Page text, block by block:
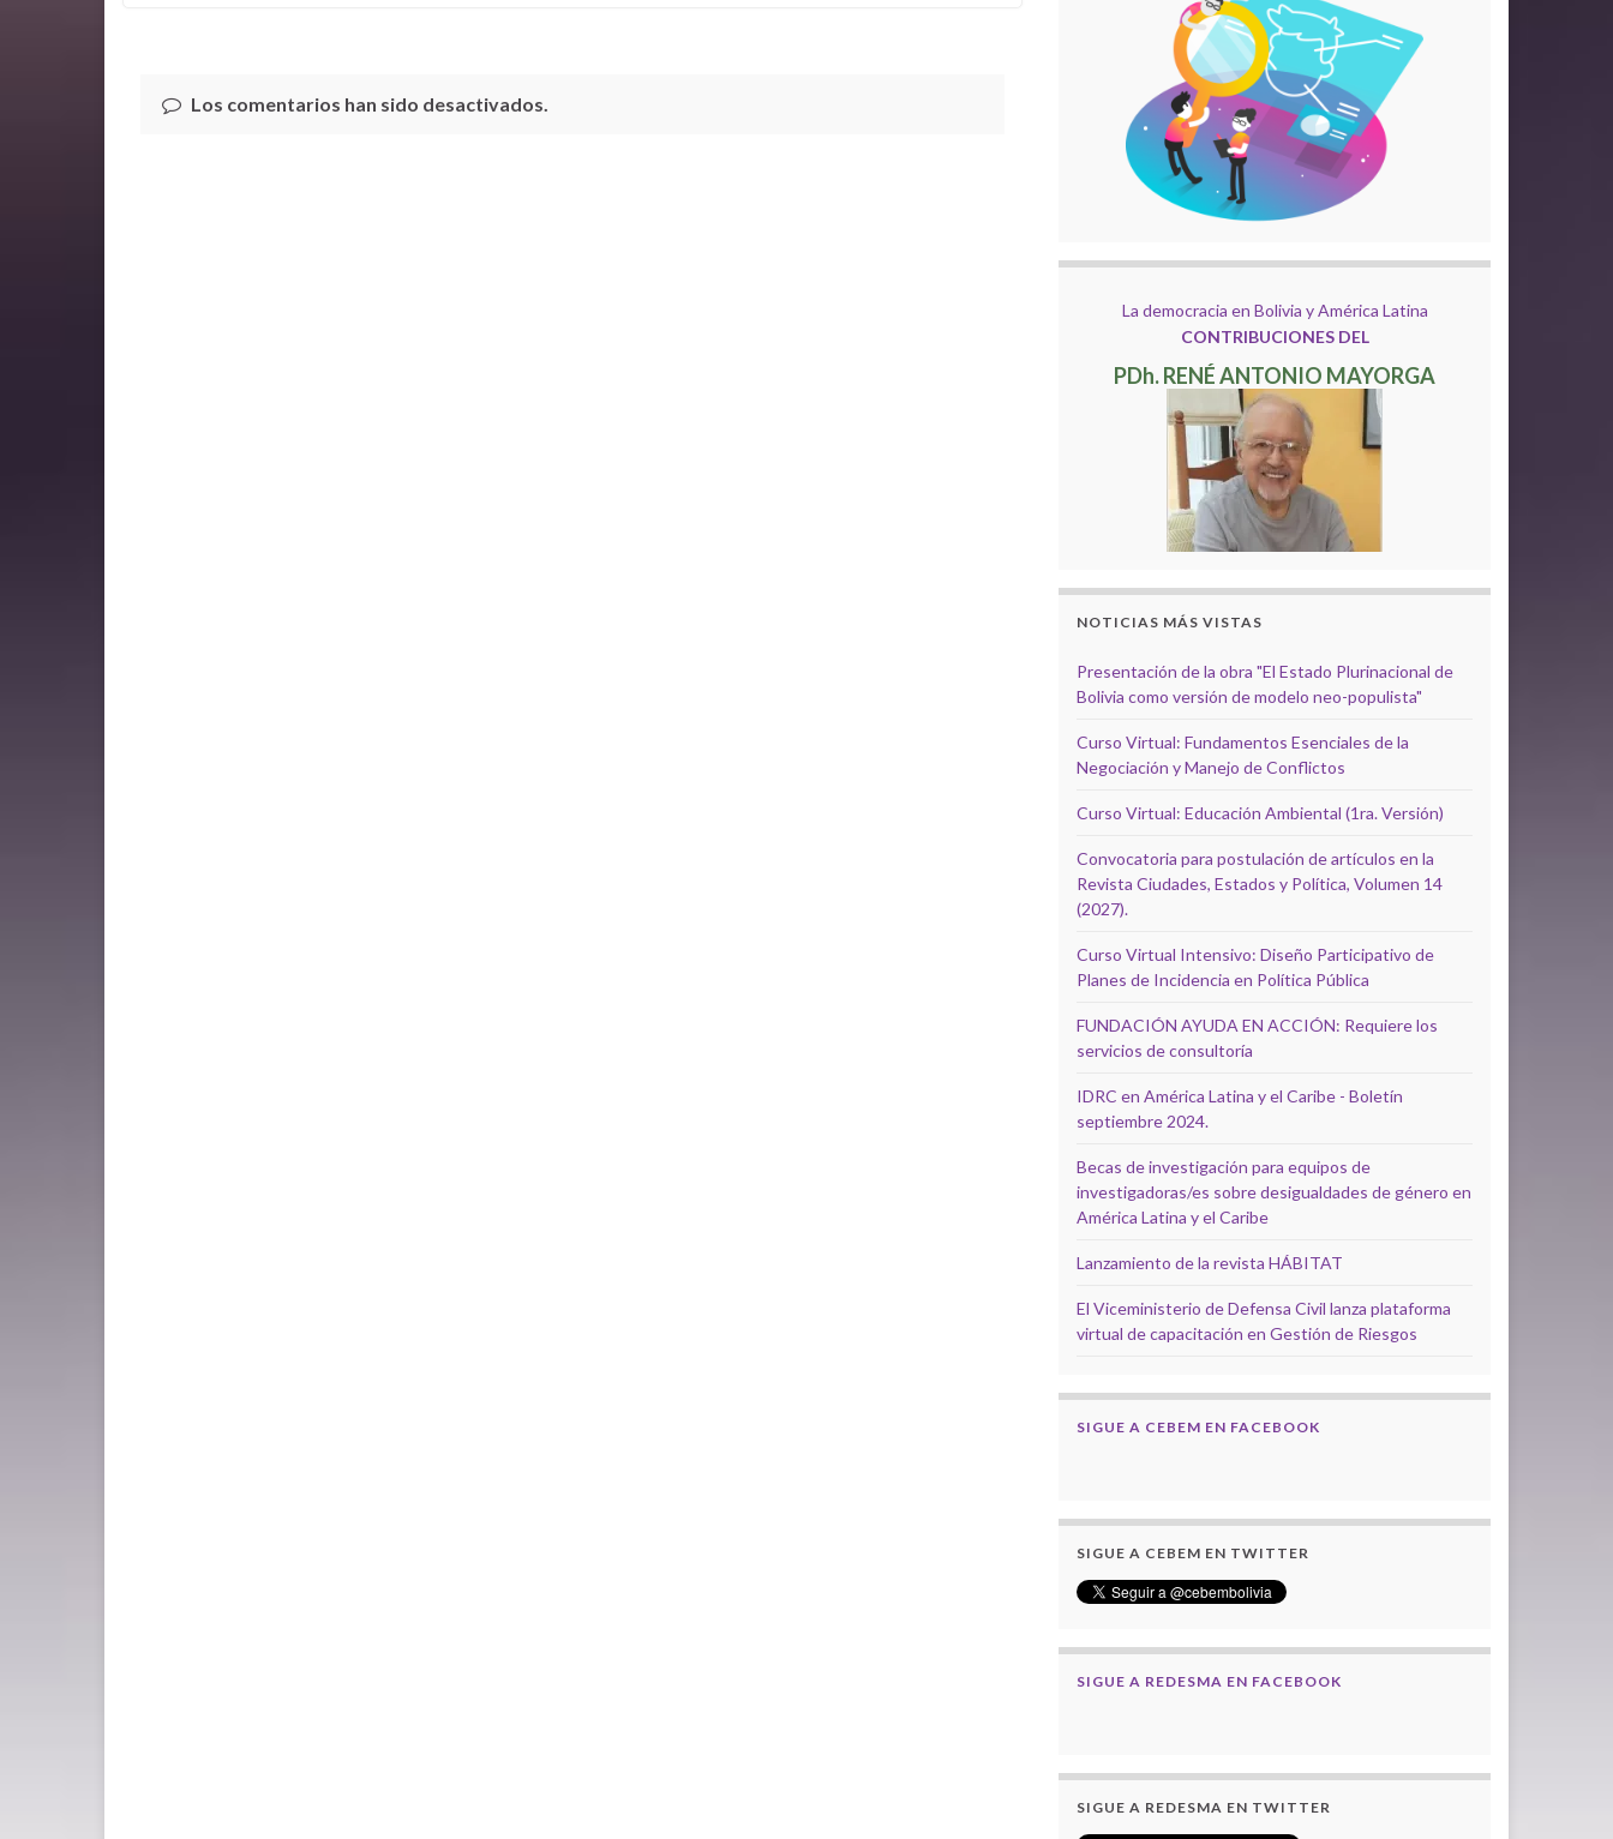
Los comentarios han sido desactivados.
La democracia en Bolivia y América Latina
CONTRIBUCIONES DEL
PDh. RENÉ ANTONIO MAYORGA
NOTICIAS MÁS VISTAS
Presentación de la obra "El Estado Plurinacional de
Bolivia como versión de modelo neo-populista"
Curso Virtual: Fundamentos Esenciales de la
Negociación y Manejo de Conflictos
Curso Virtual: Educación Ambiental (1ra. Versión)
Convocatoria para postulación de artículos en la
Revista Ciudades, Estados y Política, Volumen 14
(2027).
Curso Virtual Intensivo: Diseño Participativo de
Planes de Incidencia en Política Pública
FUNDACIÓN AYUDA EN ACCIÓN: Requiere los
servicios de consultoría
IDRC en América Latina y el Caribe - Boletín
septiembre 2024.
Becas de investigación para equipos de
investigadoras/es sobre desigualdades de género en
América Latina y el Caribe
Lanzamiento de la revista HÁBITAT
El Viceministerio de Defensa Civil lanza plataforma
virtual de capacitación en Gestión de Riesgos
SIGUE A CEBEM EN FACEBOOK
SIGUE A CEBEM EN TWITTER
SIGUE A REDESMA EN FACEBOOK
SIGUE A REDESMA EN TWITTER